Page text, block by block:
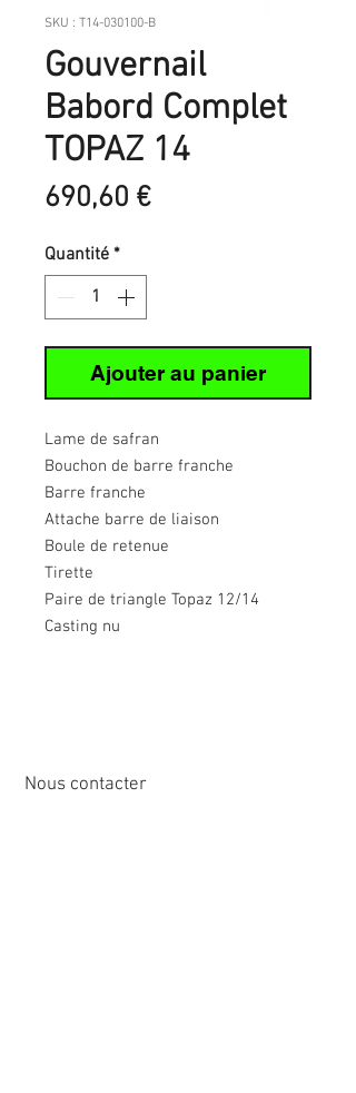
SKU : T14-030100-B
Gouvernail
Babord Complet
TOPAZ 14
690,60 €Prix
Quantité *
Ajouter au panier
Lame de safran
Bouchon de barre franche
Barre franche
Attache barre de liaison
Boule de retenue
Tirette
Paire de triangle Topaz 12/14
Casting nu
Nous contacter